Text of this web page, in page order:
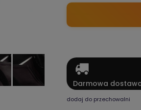
Darmowa
dodaj do przechowalni